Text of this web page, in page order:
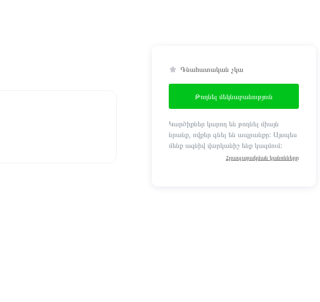
Գնահատական չկա
Թողնել մեկնաբանություն
Կարծիքներ կարող են թողնել միայն
նրանք, ովքեր գնել են ապրանքը: Այսպես
մենք ազնիվ վարկանիշ ենք կազմում:
Հրապարակման կանոնները